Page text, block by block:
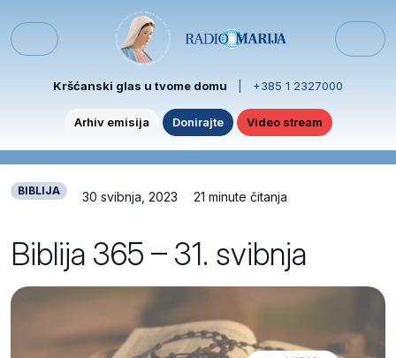
Menu
Kršćanski glas u tvome domu +385 1 2327000
Arhiv emisija Donirajte Video stream
BIBLIJA 30 svibnja, 2023 21 minute čitanja
Biblija 365 – 31. svibnja